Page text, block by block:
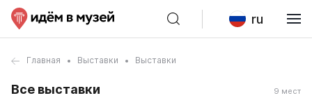
ru
Главная Выставки Выставки
Все выставки 9 мест